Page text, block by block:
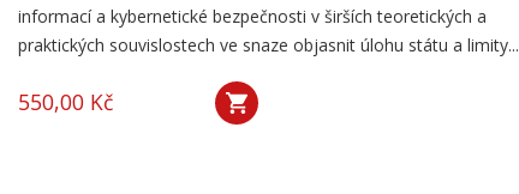
informací a kybernetické bezpečnosti v širších teoretických a
praktických souvislostech ve snaze objasnit úlohu státu a limity...
550,00 Kč